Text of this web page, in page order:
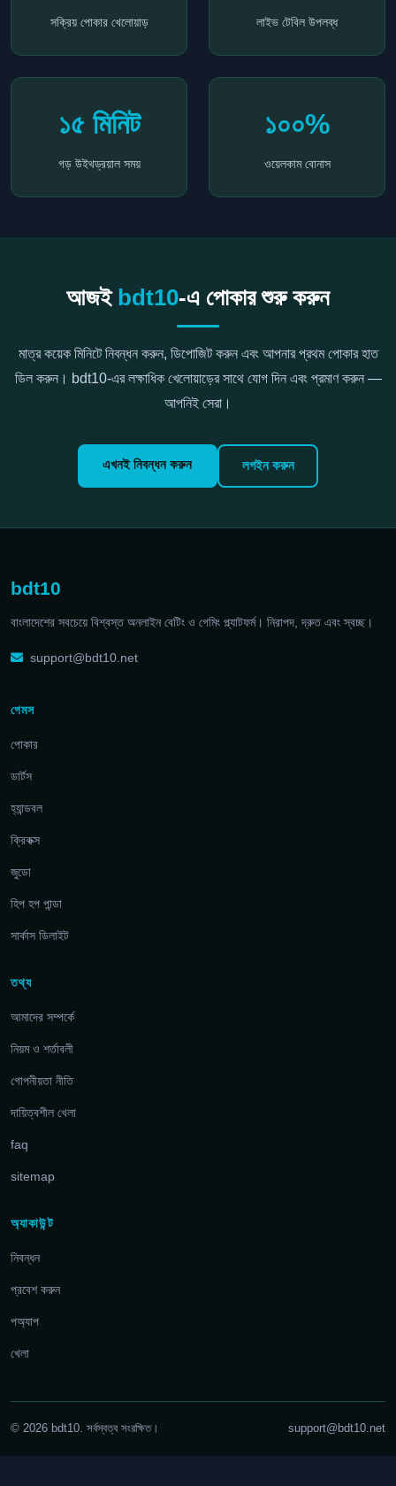
সক্রিয় পোকার খেলোয়াড় লাইভ টেবিল উপলব্ধ
১৫ মিনিট
গড় উইথড্রয়াল সময়
১০০%
ওয়েলকাম বোনাস
আজই bdt10-এ পোকার শুরু করুন
মাত্র কয়েক মিনিটে নিবন্ধন করুন, ডিপোজিট করুন এবং আপনার প্রথম পোকার হাত
ডিল করুন। bdt10-এর লক্ষাধিক খেলোয়াড়ের সাথে যোগ দিন এবং প্রমাণ করুন —
আপনিই সেরা।
এখনই নিবন্ধন করুন লগইন করুন
bdt10
বাংলাদেশের সবচেয়ে বিশ্বস্ত অনলাইন বেটিং ও গেমিং প্ল্যাটফর্ম। নিরাপদ, দ্রুত এবং স্বচ্ছ।
support@bdt10.net
গেমস
পোকার
ডার্টস
হ্যান্ডবল
ক্রিকক্স
জুডো
হিপ হপ পান্ডা
সার্কাস ডিলাইট
তথ্য
আমাদের সম্পর্কে
নিয়ম ও শর্তাবলী
গোপনীয়তা নীতি
দায়িত্বশীল খেলা
faq
sitemap
অ্যাকাউন্ট
নিবন্ধন
প্রবেশ করুন
পঅ্যাপ
খেলা
© 2026 bdt10. সর্বস্বত্ব সংরক্ষিত। support@bdt10.net